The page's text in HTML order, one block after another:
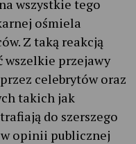
wszystkie tego
ośmiela
Z taką reakcją
wszelkie przejawy
celebrytów oraz
takich jak
do szerszego
w opinii publicznej